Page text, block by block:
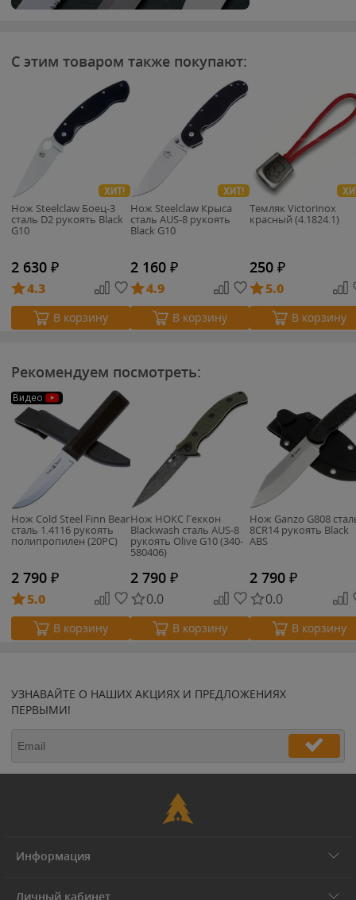
С этим товаром также покупают:
ХИТ!
Нож Steelclaw Боец-3
сталь D2 рукоять Black
G10
2 630 ₽
4.3
В корзину
ХИТ!
Нож Steelclaw Крыса
сталь AUS-8 рукоять
Black G10
2 160 ₽
4.9
В корзину
Темляк Victorinox
красный (4.1824.1)
250 ₽
5.0
В корзину
Рекомендуем посмотреть:
Видео
Нож Cold Steel Finn Bear
сталь 1.4116 рукоять
полипропилен (20PC)
2 790 ₽
5.0
В корзину
Нож НОКС Геккон
Blackwash сталь AUS-8
рукоять Olive G10 (340-
580406)
2 790 ₽
0.0
В корзину
Нож Ganzo G808
8CR14 рукоять Black
ABS
2 790 ₽
0.0
В корзину
УЗНАВАЙТЕ О НАШИХ АКЦИЯХ И ПРЕДЛОЖЕНИЯХ
ПЕРВЫМИ!
Информация
Личный кабинет